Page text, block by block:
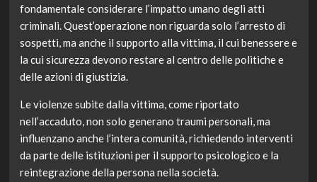
fondamentale considerare l’impatto umano degli atti
criminali. Quest’operazione non riguarda solo l’arresto di
sospetti, ma anche il supporto alla vittima, il cui benessere e
la cui sicurezza devono restare al centro delle politiche e
delle azioni di giustizia.
Le violenze subite dalla vittima, come riportato
nell’accaduto, non solo generano traumi personali, ma
influenzano anche l’intera comunità, richiedendo interventi
da parte delle istituzioni per il supporto psicologico e la
reintegrazione della persona nella società.